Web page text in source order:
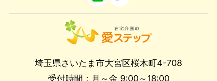
埼玉県さいたま市大宮区桜木町4-708
受付時間：月～金 9:00～18:00